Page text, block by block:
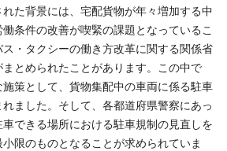
た背景には、宅配貨物が年々増加する中
条件の改善が喫緊の課題となっているこ
・タクシーの働き方改革に関する関係省
とめられたことがあります。この中で
策として、貨物集配中の車両に係る駐車
ました。そして、各都道府県警察にあっ
できる場所における駐車規制の見直しを
限のものとなることが求められていま